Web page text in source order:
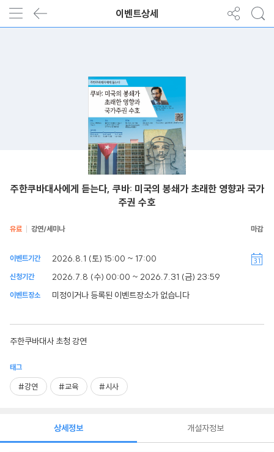
이벤트상세
주한쿠바대사에게 듣는다, 쿠바: 미국의 봉쇄가 초래한 영향과 국가
주권 수호
유료 강연/세미나
이벤트기간 2026.8.1 (토) 15:00 ~ 17:00
신청기간 2026.7.8 (수) 00:00 ~ 2026.7.31 (금) 23:59
이벤트장소 미정이거나 등록된 이벤트장소가 없습니다
주한쿠바대사 초청 강연
태그
#강연 #교육 #시사
상세정보 개설자정보